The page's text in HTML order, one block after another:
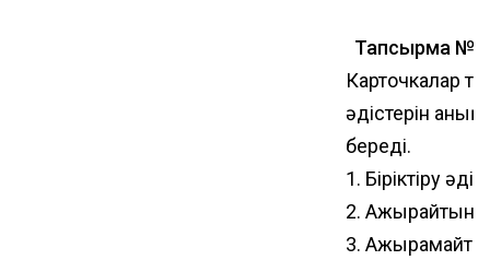
Тапсырма №2
Карточкалар
әдістерін
береді.
1. Біріктіру
2. Ажырайтын
3. Ажырамайтын